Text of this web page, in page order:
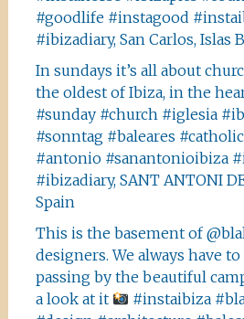
#goodlife #instagood
#ibizadiary, San Carlos, Islas
In sundays it’s all about
the oldest of Ibiza, in the
#sunday #church #iglesia
#sonntag #baleares
#antonio #sanantonioibiza
#ibizadiary, SANT ANTONI
Spain
This is the basement of
designers. We always have
passing by the beautiful
a look at it
#instaibiza